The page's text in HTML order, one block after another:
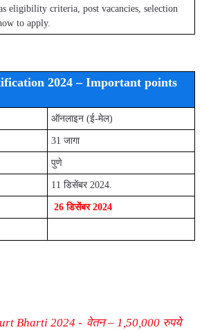
eligibility criteria, post vacancies, selection
to apply.
2024 – Important points
ऑनलाइन (ई-मेल)
31 जागा
पुणे
11 डिसेंबर 2024.
26 डिसेंबर 2024
Bharti 2024 - वेतन – 1,50,000 रुपये